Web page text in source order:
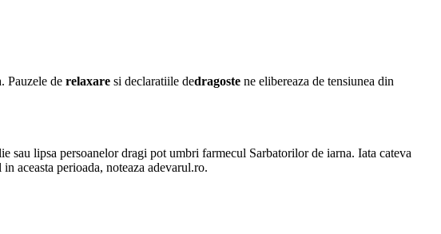
. Pauzele de relaxare si declaratiile dedragoste ne elibereaza de tensiunea din
lipsa persoanelor dragi pot umbri farmecul Sarbatorilor de iarna. Iata cateva
aceasta perioada, noteaza adevarul.ro.